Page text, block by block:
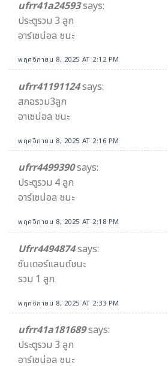
ufrr41a24593says:
ประตูรวม 3 ลูก
อาร์เซน่อล ชนะ
พฤศจิกายน 8, 2025 AT 2:12 PM
ufrr41191124says:
สกอรวม3ลูก
อาเซน่อล ชนะ
พฤศจิกายน 8, 2025 AT 2:16 PM
ufrr4499390says:
ประตูรวม 4 ลูก
อาร์เซน่อล ชนะ
พฤศจิกายน 8, 2025 AT 2:18 PM
Ufrr4494874says:
ซันเดอร์แลนด์ชนะ
รวม 1 ลูก
พฤศจิกายน 8, 2025 AT 2:33 PM
ufrr41a181689says:
ประตูรวม 3 ลูก
อาร์เซน่อล ชนะ